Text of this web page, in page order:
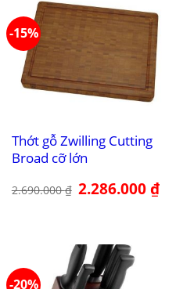
-15%
Thớt gỗ Zwilling Cutting
Broad cỡ lớn
2.690.000₫ Giá
gốc
2.286.000₫Giá
hiện
-20%